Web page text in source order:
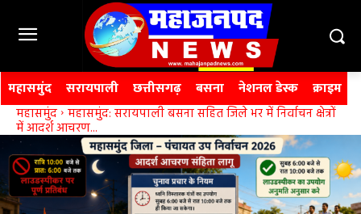
महासमुंद सरायपाली छत्तीसगढ़ बसना नेशनल डेस्क क्राइम
महासमुंद महासमुंद: सरायपाली बसना सहित जिले भर में निर्वाचन क्षेत्रों
में आदर्श आचरण...